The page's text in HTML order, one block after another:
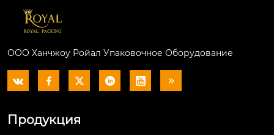
ООО Ханчжоу Ройал Упаковочное Оборудование
     
Продукция